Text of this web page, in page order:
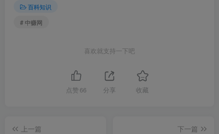
百科知识
# 中赚网
喜欢就支持一下吧
点赞 66 分享 收藏
上一篇
下一篇